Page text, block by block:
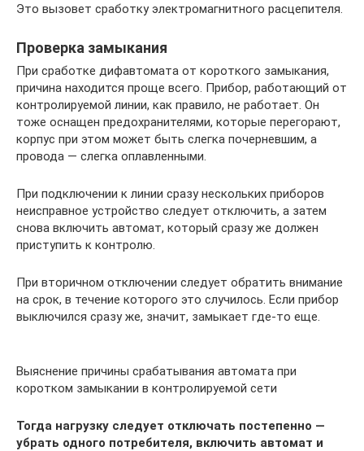
Это вызовет сработку электромагнитного расцепителя.
Проверка замыкания
При сработке дифавтомата от короткого замыкания,
причина находится проще всего. Прибор, работающий от
контролируемой линии, как правило, не работает. Он
тоже оснащен предохранителями, которые перегорают,
корпус при этом может быть слегка почерневшим, а
провода — слегка оплавленными.
При подключении к линии сразу нескольких приборов
неисправное устройство следует отключить, а затем
снова включить автомат, который сразу же должен
приступить к контролю.
При вторичном отключении следует обратить внимание
на срок, в течение которого это случилось. Если прибор
выключился сразу же, значит, замыкает где-то еще.
Выяснение причины срабатывания автомата при
коротком замыкании в контролируемой сети
Тогда нагрузку следует отключать постепенно —
убрать одного потребителя, включить автомат и